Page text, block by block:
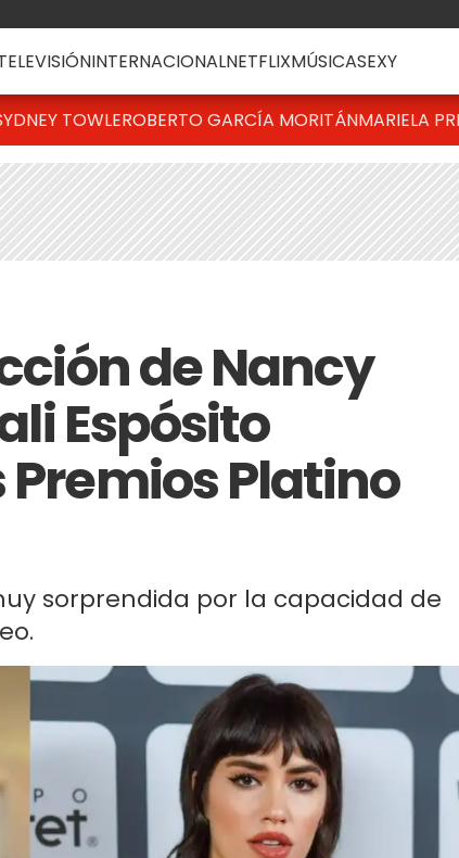
INTERNACIONALNETFLIXMÚSICASEXY
TOWLEROBERTO GARCÍA MORITÁNMARIELA
de Nancy
Espósito
Platino
sorprendida por la capacidad de